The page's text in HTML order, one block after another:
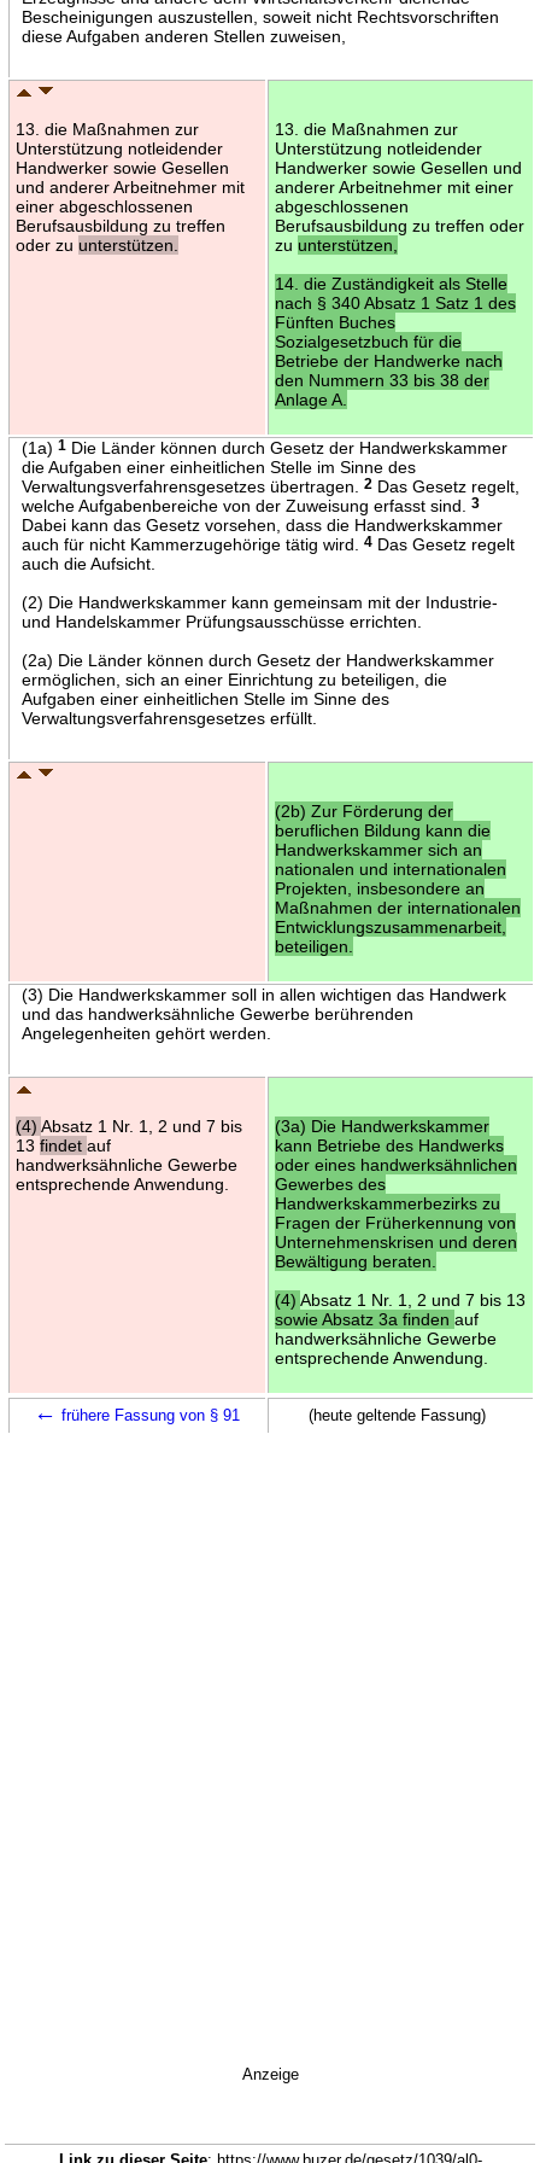
Bescheinigungen auszustellen, soweit nicht Rechtsvorschriften
diese Aufgaben anderen Stellen zuweisen,
13. die Maßnahmen zur
Unterstützung notleidender
Handwerker sowie Gesellen
und anderer Arbeitnehmer mit
einer abgeschlossenen
Berufsausbildung zu treffen
oder zu unterstützen.
13. die Maßnahmen zur
Unterstützung notleidender
Handwerker sowie Gesellen und
anderer Arbeitnehmer mit einer
abgeschlossenen
Berufsausbildung zu treffen oder
zu unterstützen,
14. die Zuständigkeit als Stelle
nach § 340 Absatz 1 Satz 1 des
Fünften Buches
Sozialgesetzbuch für die
Betriebe der Handwerke nach
den Nummern 33 bis 38 der
Anlage A.
(1a) 1Die Länder können durch Gesetz der Handwerkskammer
die Aufgaben einer einheitlichen Stelle im Sinne des
Verwaltungsverfahrensgesetzes übertragen.
2Das Gesetz regelt,
welche Aufgabenbereiche von der Zuweisung erfasst sind.
3
Dabei kann das Gesetz vorsehen, dass die Handwerkskammer
auch für nicht Kammerzugehörige tätig wird.
4Das Gesetz regelt
auch die Aufsicht.
(2) Die Handwerkskammer kann gemeinsam mit der Industrie-
und Handelskammer Prüfungsausschüsse errichten.
(2a) Die Länder können durch Gesetz der Handwerkskammer
ermöglichen, sich an einer Einrichtung zu beteiligen, die
Aufgaben einer einheitlichen Stelle im Sinne des
Verwaltungsverfahrensgesetzes erfüllt.
(2b) Zur Förderung der
beruflichen Bildung kann die
Handwerkskammer sich an
nationalen und internationalen
Projekten, insbesondere an
Maßnahmen der internationalen
Entwicklungszusammenarbeit,
beteiligen.
(3) Die Handwerkskammer soll in allen wichtigen das Handwerk
und das handwerksähnliche Gewerbe berührenden
Angelegenheiten gehört werden.
(4) Absatz 1 Nr. 1, 2 und 7 bis
13 findet auf
handwerksähnliche Gewerbe
entsprechende Anwendung.
(3a) Die Handwerkskammer
kann Betriebe des Handwerks
oder eines handwerksähnlichen
Gewerbes des
Handwerkskammerbezirks zu
Fragen der Früherkennung von
Unternehmenskrisen und deren
Bewältigung beraten.
(4) Absatz 1 Nr. 1, 2 und 7 bis 13
sowie Absatz 3a finden auf
handwerksähnliche Gewerbe
entsprechende Anwendung.
← frühere Fassung von § 91 (heute geltende Fassung)
Anzeige